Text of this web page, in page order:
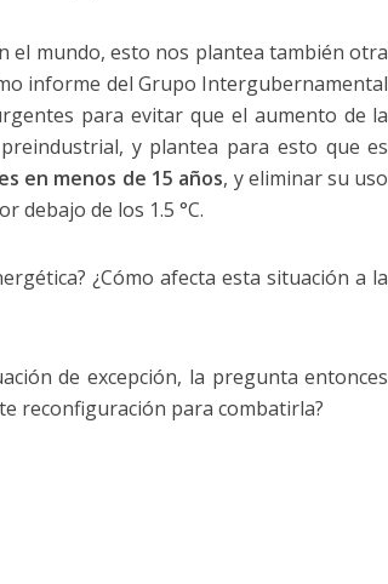
el mundo, esto nos plantea también otra
informe del Grupo Intergubernamental
para evitar que el aumento de la
y plantea para esto que es
en menos de 15 años, y eliminar su uso
debajo de los 1.5 °C.
¿Cómo afecta esta situación a la
de excepción, la pregunta entonces
reconfiguración para combatirla?